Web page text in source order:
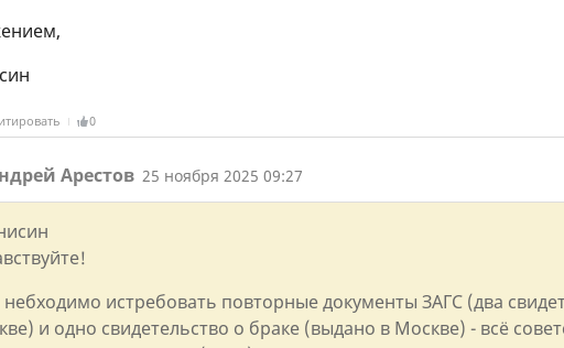
0
Арестов 25 ноября 2025 09:27
истребовать повторные документы ЗАГС (два
и одно свидетельство о браке (выдано в Москве) - всё